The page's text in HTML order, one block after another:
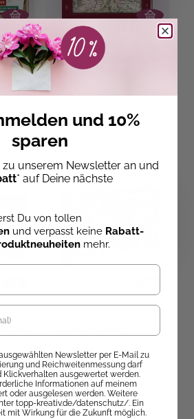
Der
die
Norbert Pautner
Landkarten Rätselbuch -
Adventskalender
15,00 €
Adventskalender - 24
Bastelprojekte mit
Material
Sofort Lieferbar
39,99 €
und 10%
sparen
zu unserem Newsletter an und
* auf Deine nächste
Du von tollen
und verpasst keine Rabatt-
mehr.
Newsletter per E-Mail zu
und Reichweitenmessung darf
Klickverhalten ausgewertet werden.
Informationen auf meinem
oder ausgelesen werden. Weitere
topp-kreativ.de/datenschutz/. Ein
mit Wirkung für die Zukunft möglich.